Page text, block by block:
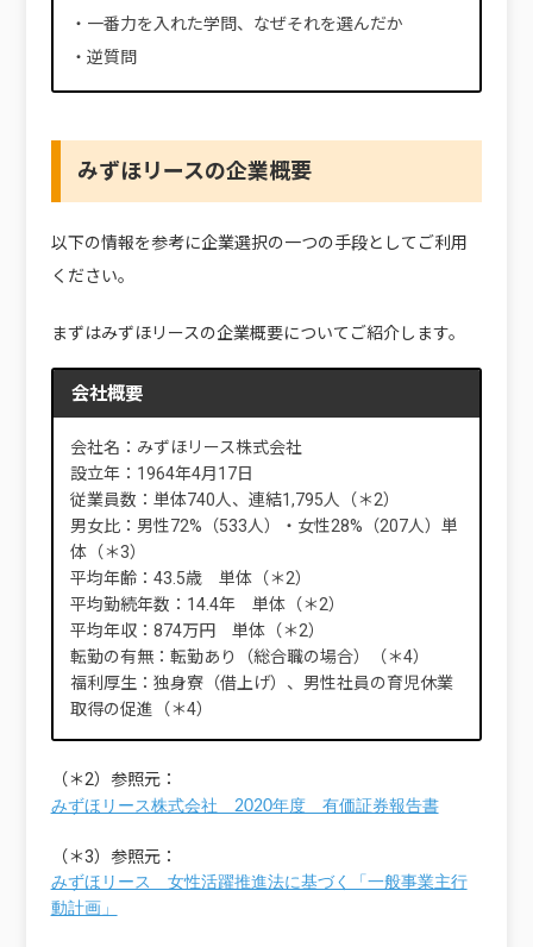
・一番力を入れた学問、なぜそれを選んだか
・逆質問
みずほリースの企業概要
以下の情報を参考に企業選択の一つの手段としてご利用
ください。
まずはみずほリースの企業概要についてご紹介します。
会社概要
会社名：みずほリース株式会社
設立年：1964年4月17日
従業員数：単体740人、連結1,795人（＊2）
男女比：男性72%（533人）・女性28%（207人）単
体（＊3）
平均年齢：43.5歳 単体（＊2）
平均勤続年数：14.4年 単体（＊2）
平均年収：874万円 単体（＊2）
転勤の有無：転勤あり（総合職の場合）（＊4）
福利厚生：独身寮（借上げ）、男性社員の育児休業
取得の促進（＊4）
（＊2）参照元：
みずほリース株式会社 2020年度 有価証券報告書
（＊3）参照元：
みずほリース 女性活躍推進法に基づく「一般事業主行
動計画」